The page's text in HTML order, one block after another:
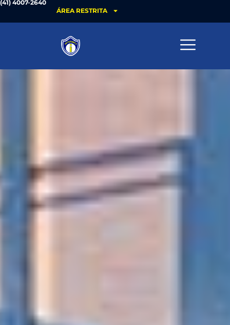
(41) 4007-2640
ÁREA RESTRITA